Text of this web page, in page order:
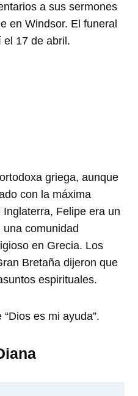
a sus sermones
en Windsor. El funeral
el 17 de abril.
griega, aunque
con la máxima
Felipe era un
comunidad
en Grecia. Los
Bretaña dijeron que
espirituales.
es mi ayuda”.